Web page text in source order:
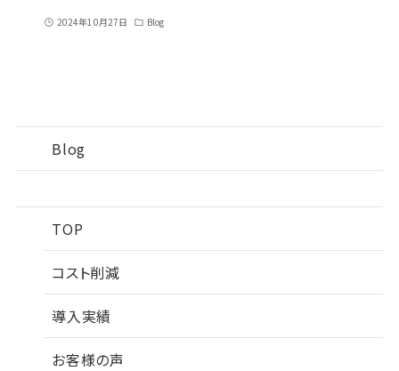
2024年10月27日 Blog
Blog
TOP
コスト削減
導入実績
お客様の声